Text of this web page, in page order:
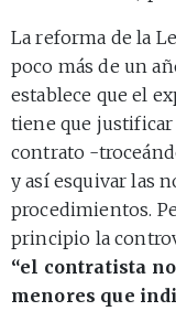
La reforma de la
poco más de un
establece que el
tiene que justificar
contrato -
y así esquivar las
procedimientos.
principio la
“el contratista
menores que